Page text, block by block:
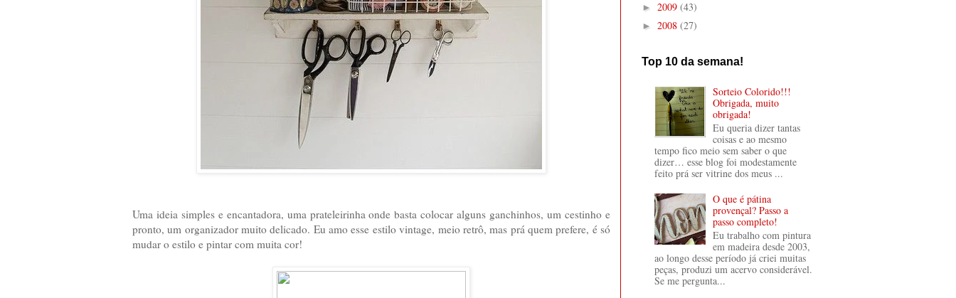
Uma ideia simples e encantadora, uma prateleirinha onde basta colocar alguns ganchinhos, um cestinho e
pronto, um organizador muito delicado. Eu amo esse estilo vintage, meio retrô, mas prá quem prefere, é só
mudar o estilo e pintar com muita cor!
► 2009 (43)
► 2008 (27)
Top 10 da semana!
Sorteio Colorido!!!
Obrigada, muito
obrigada!
Eu queria dizer tantas
coisas e ao mesmo
tempo fico meio sem saber o que
dizer… esse blog foi modestamente
feito prá ser vitrine dos meus ...
O que é pátina
provençal? Passo a
passo completo!
Eu trabalho com pintura
em madeira desde 2003,
ao longo desse período já criei muitas
peças, produzi um acervo considerável.
Se me pergunta...